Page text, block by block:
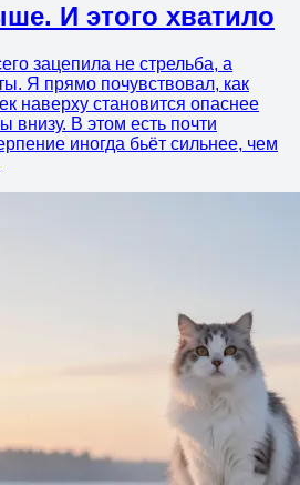
И этого хватило
зацепила не стрельба, а
Я прямо почувствовал, как
наверху становится опаснее
внизу. В этом есть почти
иногда бьёт сильнее, чем